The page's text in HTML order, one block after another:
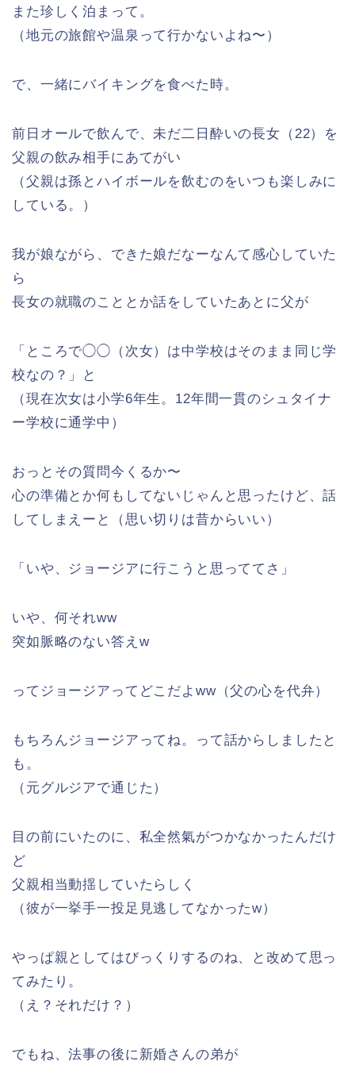
また珍しく泊まって。
（地元の旅館や温泉って行かないよね〜）
で、一緒にバイキングを食べた時。
前日オールで飲んで、未だ二日酔いの長女（22）を
父親の飲み相手にあてがい
（父親は孫とハイボールを飲むのをいつも楽しみに
している。）
我が娘ながら、できた娘だなーなんて感心していた
ら
長女の就職のこととか話をしていたあとに父が
「ところで◯◯（次女）は中学校はそのまま同じ学
校なの？」と
（現在次女は小学6年生。12年間一貫のシュタイナ
ー学校に通学中）
おっとその質問今くるか〜
心の準備とか何もしてないじゃんと思ったけど、話
してしまえーと（思い切りは昔からいい）
「いや、ジョージアに行こうと思っててさ」
いや、何それww
突如脈略のない答えw
ってジョージアってどこだよww（父の心を代弁）
もちろんジョージアってね。って話からしましたと
も。
（元グルジアで通じた）
目の前にいたのに、私全然氣がつかなかったんだけ
ど
父親相当動揺していたらしく
（彼が一挙手一投足見逃してなかったw）
やっぱ親としてはびっくりするのね、と改めて思っ
てみたり。
（え？それだけ？）
でもね、法事の後に新婚さんの弟が